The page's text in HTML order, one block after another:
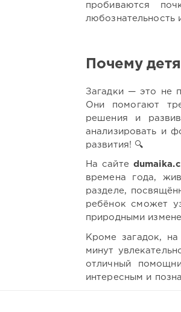
пробиваются
Почему
Загадки — это не
Они помогают
решения и
анализировать и
развития! 🔍
На сайте
времена года,
разделе,
ребёнок сможет
природными
Кроме загадок, на
минут
отличный
интересным и